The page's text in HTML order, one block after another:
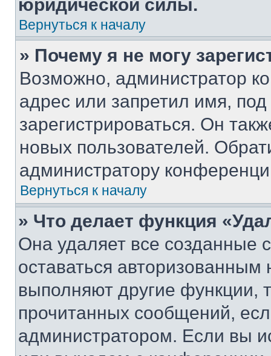
юридической силы.
Вернуться к началу
» Почему я не могу
Возможно, администратор
адрес или запретил имя,
зарегистрироваться. Он
новых пользователей.
администратору
Вернуться к началу
» Что делает функция
Она удаляет все созданные
оставаться
выполняют другие функции,
прочитанных сообщений,
администратором. Если вы